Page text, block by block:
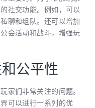
社交功能。例如，可以
聊和组队。还可以增加
会活动和战斗，增强玩
公平性
家们非常关注的问题。
可以进行一系列的优